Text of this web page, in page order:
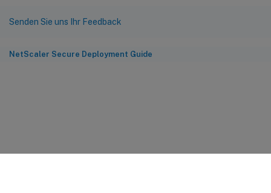
Senden Sie uns Ihr Feedback
NetScaler Secure Deployment Guide